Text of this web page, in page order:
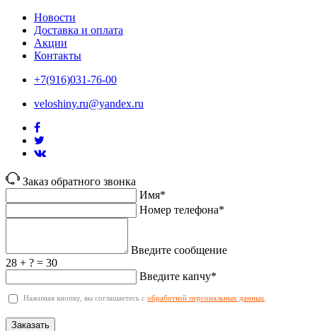
Новости
Доставка и оплата
Акции
Контакты
+7(916)031-76-00
veloshiny.ru@yandex.ru
Заказ обратного звонка
Имя*
Номер телефона*
Введите сообщение
28 + ? = 30
Введите капчу*
Нажимая кнопку, вы соглашаетесь с обработкой персональных данных
Заказать